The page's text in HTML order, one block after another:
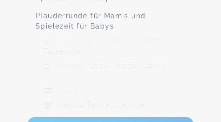
Plauderrunde für Mamis und
Spielezeit für Babys
Lauterbacher Str. 16, 08223
Falkenstein
Montag, 17.08., 09:30 - 11:00
7,50 €
Max. 12 TeilnehmerInnen